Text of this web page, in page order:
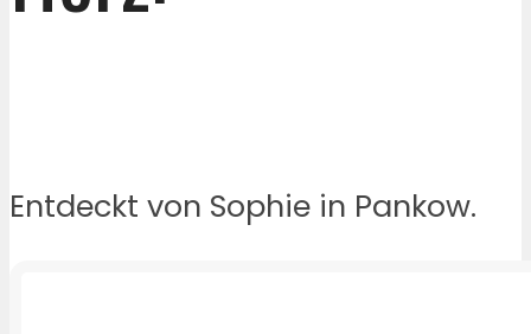
Entdeckt von Sophie in Pankow.